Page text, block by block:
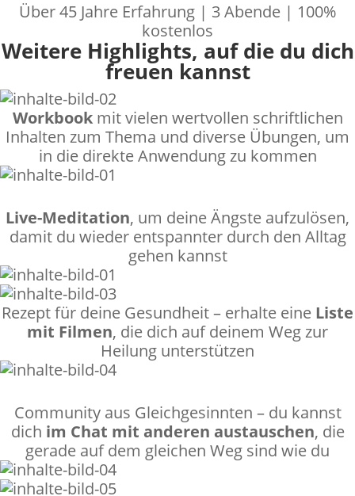
Über 45 Jahre Erfahrung | 3 Abende | 100%
kostenlos
Weitere Highlights, auf die du dich
freuen kannst
Workbookmit vielen wertvollen schriftlichen
Inhalten zum Thema und diverse Übungen, um
in die direkte Anwendung zu kommen
Live-Meditation, um deine Ängste aufzulösen,
damit du wieder entspannter durch den Alltag
gehen kannst
Rezept für deine Gesundheit – erhalte eine Liste
mit Filmen, die dich auf deinem Weg zur
Heilung unterstützen
Community aus Gleichgesinnten – du kannst
dich im Chat mit anderen austauschen, die
gerade auf dem gleichen Weg sind wie du